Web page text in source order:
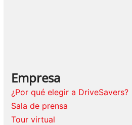
Empresa
¿Por qué elegir a DriveSavers?
Sala de prensa
Tour virtual